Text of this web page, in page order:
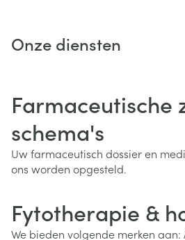
uw kaart vergeten bent, ontvangt
vermelde korting, die we bij uw
Onze diensten
Farmaceutische
schema's
Uw farmaceutisch dossier en
ons worden opgesteld.
Fytotherapie &
We bieden volgende merken aan: